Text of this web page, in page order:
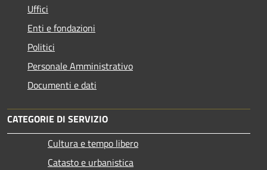
Uffici
Enti e fondazioni
Politici
Personale Amministrativo
Documenti e dati
CATEGORIE DI SERVIZIO
Cultura e tempo libero
Catasto e urbanistica